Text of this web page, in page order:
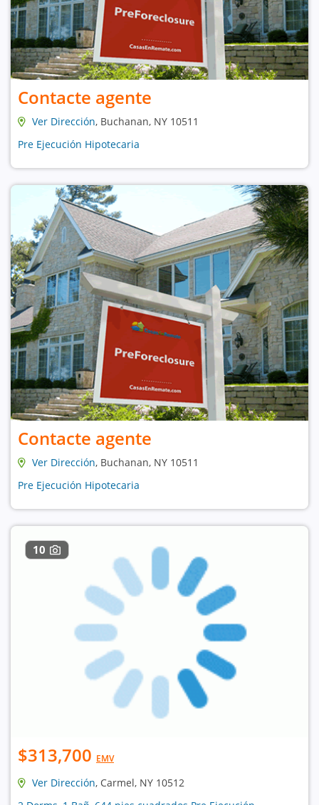
Contacte agente
Ver Dirección, Buchanan, NY 10511
Pre Ejecución Hipotecaria
Contacte agente
Ver Dirección, Buchanan, NY 10511
Pre Ejecución Hipotecaria
10
$313,700 EMV
Ver Dirección, Carmel, NY 10512